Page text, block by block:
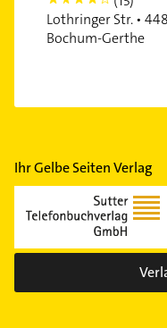
Lothringer Str. •
Bochum-Gerthe
Ihr Gelbe Seiten Verlag